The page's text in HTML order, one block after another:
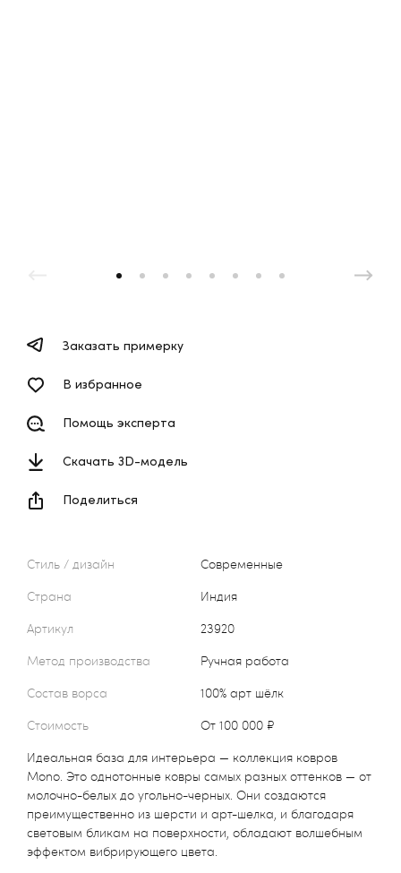
Стиль / дизайн
Современные
Страна
Индия
Артикул
23920
Метод производства
Ручная работа
Состав ворса
100% арт шёлк
Стоимость
от 100 000 ₽
Идеальная база для интерьера — коллекция ковров
Mono. Это однотонные ковры самых разных оттенков — от
молочно-белых до угольно-черных. Они создаются
преимущественно из шерсти и арт-шелка, и благодаря
световым бликам на поверхности, обладают волшебным
эффектом вибрирующего цвета.
Заказать примерку
В избранное
Помощь эксперта
Скачать 3D-модель
Поделиться